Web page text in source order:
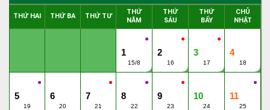
THỨ HAI THỨ BA THỨ TƯ
THỨ
NĂM
THỨ
SÁU
THỨ
BẨY
CHỦ
NHẬT
●
1
15/8
●
2
16
●
3
17
4
18
●
5
19
6
20
●
7
21
●
8
22
●
9
23
10
24
●
11
25